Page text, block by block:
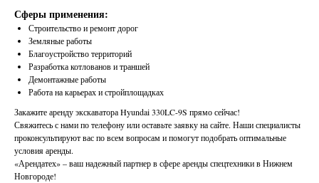
Сферы применения:
Строительство и ремонт дорог
Земляные работы
Благоустройство территорий
Разработка котлованов и траншей
Демонтажные работы
Работа на карьерах и стройплощадках
Закажите аренду экскаватора Hyundai 330LC-9S прямо сейчас!
Свяжитесь с нами по телефону или оставьте заявку на сайте. Наши специалисты
проконсультируют вас по всем вопросам и помогут подобрать оптимальные
условия аренды.
«Арендатех» – ваш надежный партнер в сфере аренды спецтехники в Нижнем
Новгороде!